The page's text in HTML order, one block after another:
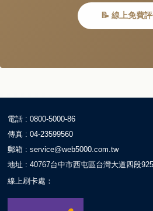
📝 線上免費
電話 : 0800-5000-86
傳真 : 04-23599560
郵箱 :service@web5000.com.tw
地址 : 40767台中市西屯區台灣大道四段
線上刷卡處：